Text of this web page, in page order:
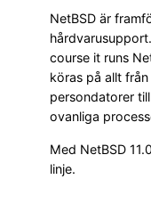
NetBSD är
course it runs
köras på allt
persondatorer
ovanliga
Med NetBSD
linje.